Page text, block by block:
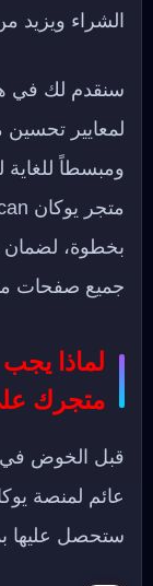
الشراء ويزيد
سنقدم لك في
ومبسطاً
بخطوة،
جميع صفحات
لماذا
متجرك
قبل الخوض في
عائم لمنصة
ستحصل عليها